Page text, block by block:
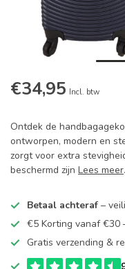
€34,95 Incl. btw
Ontdek de
ontworpen, modern en
zorgt voor extra
beschermd zijn Lees meer.
Betaal achteraf –
€5 Korting vanaf €30
Gratis verzending &